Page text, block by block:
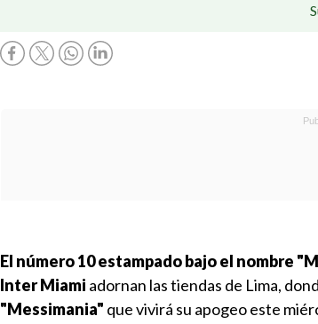
El número 10 estampado bajo el nombre
Inter Miami adornan las tiendas de Lima,
"Messimania" que vivirá su apogeo este